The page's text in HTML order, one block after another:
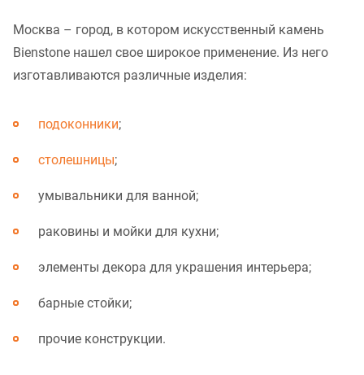
Москва – город, в котором искусственный камень
Bienstone нашел свое широкое применение. Из него
изготавливаются различные изделия:
подоконники;
столешницы;
умывальники для ванной;
раковины и мойки для кухни;
элементы декора для украшения интерьера;
барные стойки;
прочие конструкции.